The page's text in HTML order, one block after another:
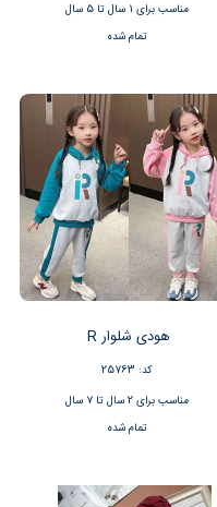
مناسب برای 1 سال تا 5 سال
تمام شده
هودی شلوار R
کد: 25763
مناسب برای 2 سال تا 7 سال
تمام شده